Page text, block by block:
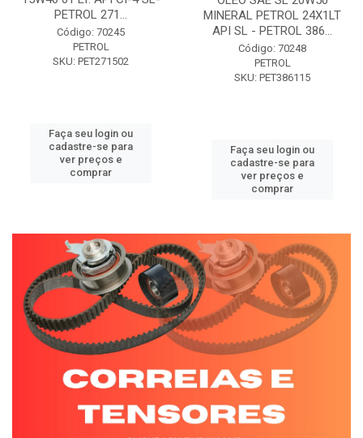
PETROL 271...
Código: 70245
PETROL
SKU: PET271502
Faça seu login ou
cadastre-se para
ver preços e
comprar
MINERAL PETROL 24X1LT
API SL - PETROL 386...
Código: 70248
PETROL
SKU: PET386115
Faça seu login ou
cadastre-se para
ver preços e
comprar